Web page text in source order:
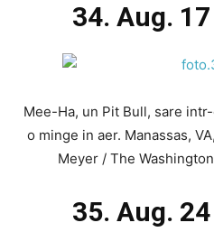
34. Aug.
Mee-Ha, un Pit Bull, sare
o minge in aer. Manassas,
Meyer / The
35. Aug.